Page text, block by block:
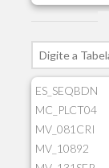
ES_SEQBDN
MC_PLCT04
MV_081CRI
MV_10892